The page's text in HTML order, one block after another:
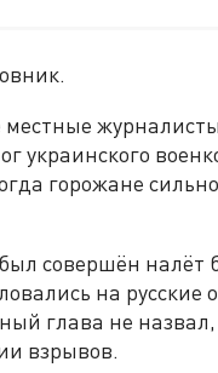
местные
украинского
горожане
совершён налёт
на русские
глава не
взрывов.